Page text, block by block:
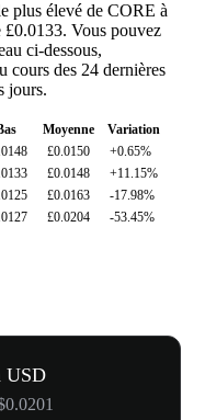
plus élevé de CORE à
£0.0133. Vous pouvez
ci-dessous,
cours des 24 dernières
jours.
Moyenne
Variation
£0.0150
+0.65%
£0.0148
+11.15%
£0.0163
-17.98%
£0.0204 -53.45%
USD